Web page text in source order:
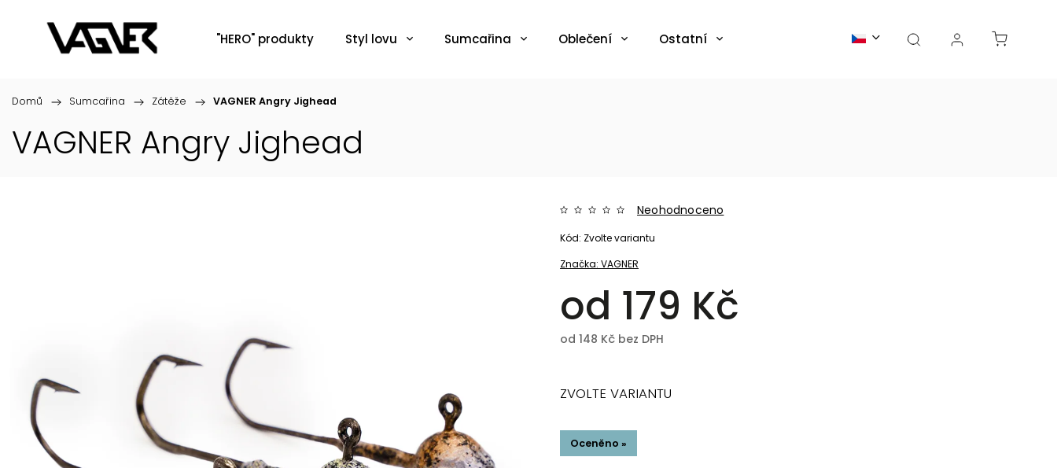
"HERO" produkty Styl lovu Sumcařina Oblečení Ostatní
Domů / Sumcařina / Zátěže / VAGNER Angry Jighead
VAGNER Angry Jighead
Značka:VAGNER
Neohodnoceno
od 179 Kč
od148 Kč bez DPH
Kód: Zvolte variantu
Oceněno »
ZVOLTE VARIANTU